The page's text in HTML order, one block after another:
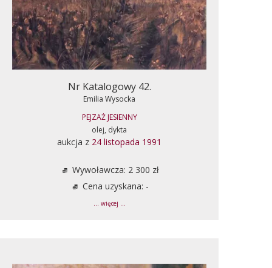
Nr Katalogowy 42.
Emilia Wysocka
PEJZAŻ JESIENNY
olej, dykta
aukcja z 24 listopada 1991
Wywoławcza: 2 300 zł
Cena uzyskana: -
... więcej ...